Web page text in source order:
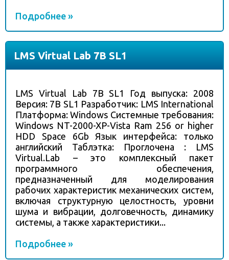
Подробнее »
LMS Virtual Lab 7B SL1
LMS Virtual Lab 7B SL1 Год выпуска: 2008
Версия: 7B SL1 Разработчик: LMS International
Платформа: Windows Системные требования:
Windows NT-2000-XP-Vista Ram 256 or higher
HDD Space 6Gb Язык интерфейса: только
английский Таблэтка: Проглочена : LMS
Virtual.Lab – это комплексный пакет
программного обеспечения,
предназначенный для моделирования
рабочих характеристик механических систем,
включая структурную целостность, уровни
шума и вибрации, долговечность, динамику
системы, а также характеристики...
Подробнее »